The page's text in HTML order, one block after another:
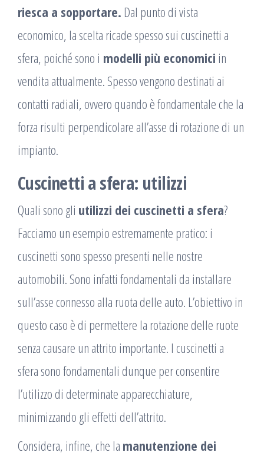
riesca a sopportare. Dal punto di vista
economico, la scelta ricade spesso sui cuscinetti a
sfera, poiché sono i modelli più economici in
vendita attualmente. Spesso vengono destinati ai
contatti radiali, ovvero quando è fondamentale che la
forza risulti perpendicolare all’asse di rotazione di un
impianto.
Cuscinetti a sfera: utilizzi
Quali sono gli utilizzi dei cuscinetti a sfera?
Facciamo un esempio estremamente pratico: i
cuscinetti sono spesso presenti nelle nostre
automobili. Sono infatti fondamentali da installare
sull’asse connesso alla ruota delle auto. L’obiettivo in
questo caso è di permettere la rotazione delle ruote
senza causare un attrito importante. I cuscinetti a
sfera sono fondamentali dunque per consentire
l’utilizzo di determinate apparecchiature,
minimizzando gli effetti dell’attrito.
Considera, infine, che la manutenzione dei